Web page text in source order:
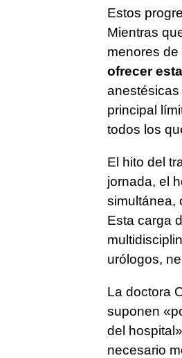
Estos
Mientras
menores
ofrecer
anestésicas
principal
todos los
El hito del
jornada, el
simultánea,
Esta carga
urólogos,
La doctora
suponen
del
necesario